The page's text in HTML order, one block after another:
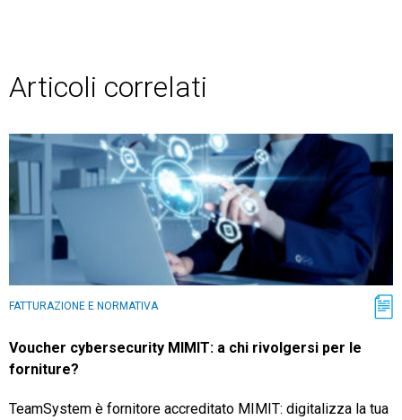
Articoli correlati
FATTURAZIONE E NORMATIVA
Voucher cybersecurity MIMIT: a chi rivolgersi per le
forniture?
TeamSystem è fornitore accreditato MIMIT: digitalizza la tua